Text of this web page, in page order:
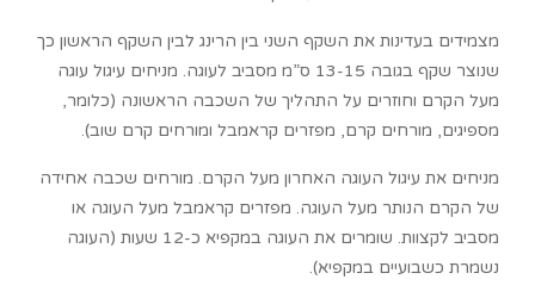
מצמידים בעדינות את השקף השני בין הרינג לבין השקף הראשון כך
שנוצר שקף בגובה 13-15 ס”מ מסביב לעוגה. מניחים עיגול עוגה
מעל הקרם וחוזרים על התהליך של השכבה הראשונה (כלומר,
מספיגים, מורחים קרם, מפזרים קראמבל ומורחים קרם שוב).
מניחים את עיגול העוגה האחרון מעל הקרם. מורחים שכבה אחידה
של הקרם הנותר מעל העוגה. מפזרים קראמבל מעל העוגה או
מסביב לקצוות. שומרים את העוגה במקפיא כ-12 שעות (העוגה
נשמרת כשבועיים במקפיא).